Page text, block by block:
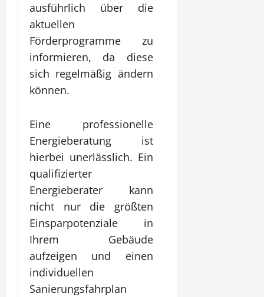
ausführlich über die
aktuellen
Förderprogramme zu
informieren, da diese
sich regelmäßig ändern
können.
Eine professionelle
Energieberatung ist
hierbei unerlässlich. Ein
qualifizierter
Energieberater kann
nicht nur die größten
Einsparpotenziale in
Ihrem Gebäude
aufzeigen und einen
individuellen
Sanierungsfahrplan